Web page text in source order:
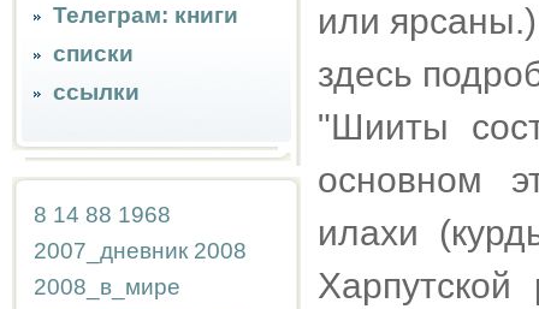
Телеграм: книги
списки
ссылки
8 14 88 1968
2007_дневник 2008
2008_в_мире
или ярсаны.)
здесь
"Шииты
основном
илахи